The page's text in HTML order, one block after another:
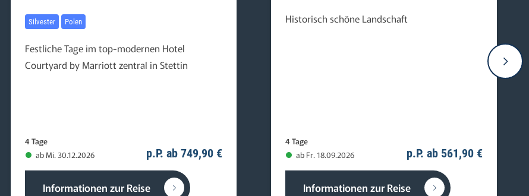
Silvester Polen
Festliche Tage im top-modernen Hotel
Courtyard by Marriott zentral in Stettin
4 Tage
ab Mi. 30.12.2026
p.P. ab 749,90 €
Informationen zur Reise
Historisch schöne Landschaft
4 Tage
ab Fr. 18.09.2026
p.P. ab 561,90 €
Informationen zur Reise